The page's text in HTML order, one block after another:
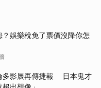
娛樂稅免了票價沒降你怎
多影展再傳捷報 日本鬼才